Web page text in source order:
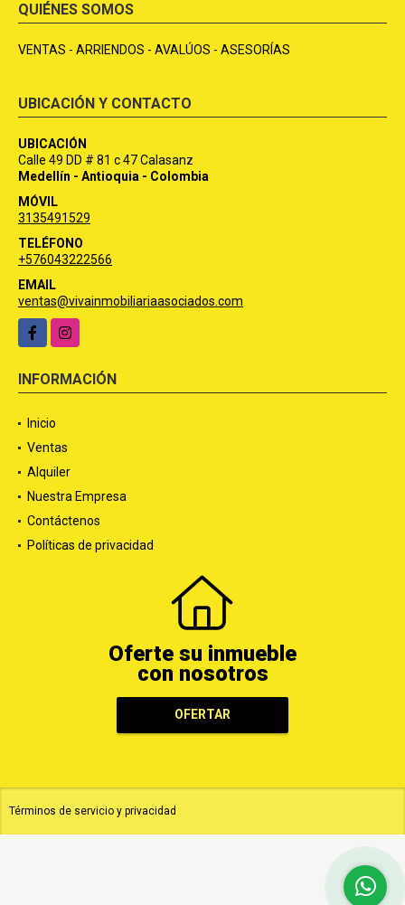
QUIÉNES SOMOS
VENTAS - ARRIENDOS - AVALÚOS - ASESORÍAS
UBICACIÓN
Calle 49 DD # 81 c 47 Calasanz
Medellín - Antioquia - Colombia
MÓVIL
3135491529
TELÉFONO
+576043222566
EMAIL
ventas@vivainmobiliariaasociados.com
FacebookInstagram
Inicio
Ventas
Alquiler
Nuestra Empresa
Contáctenos
Oferte su inmueble
con nosotros
OFERTAR
Términos de servicio y privacidad